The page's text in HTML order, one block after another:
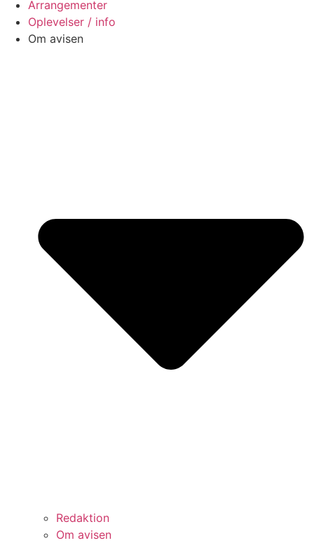
Arrangementer
Oplevelser / info
Om avisen
Redaktion
Om avisen